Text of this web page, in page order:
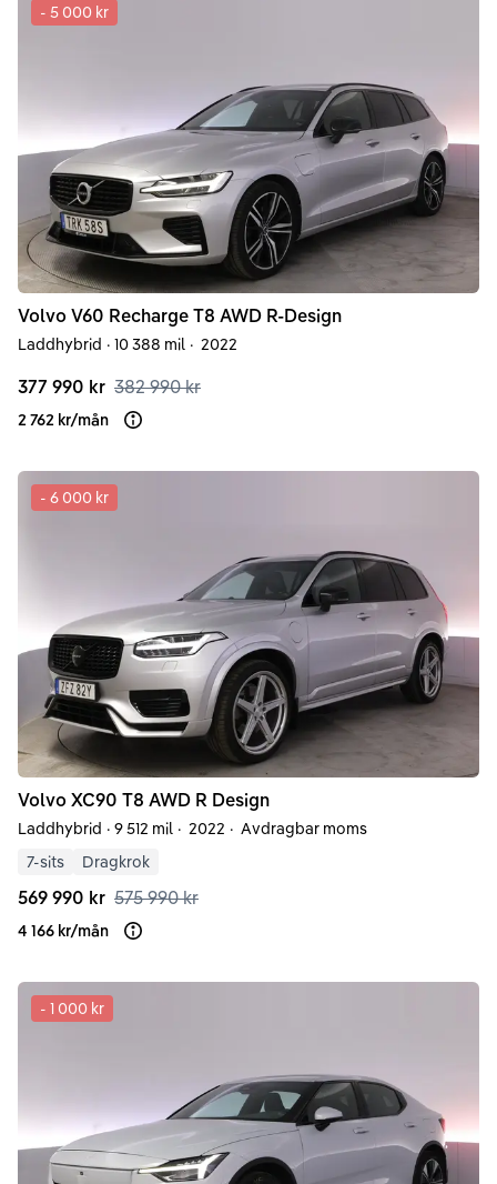
- 5 000 kr
Volvo V60 Recharge T8 AWD R-Design
Laddhybrid · 10 388 mil · 2022
377 990 kr 382 990 kr
2 762 kr/mån Läs mer om finansiering
- 6 000 kr
Volvo XC90 T8 AWD R Design
Laddhybrid · 9 512 mil · 2022 · Avdragbar moms
7-sits
Dragkrok
569 990 kr 575 990 kr
4 166 kr/mån Läs mer om finansiering
- 1 000 kr